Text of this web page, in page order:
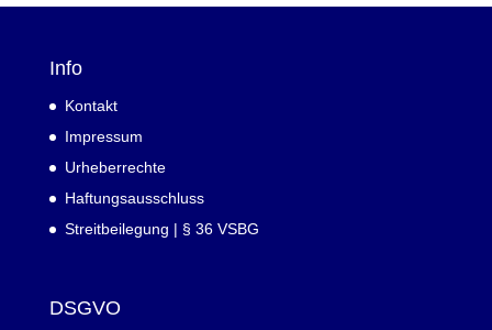
Info
Kontakt
Impressum
Urheberrechte
Haftungsausschluss
Streitbeilegung | § 36 VSBG
DSGVO